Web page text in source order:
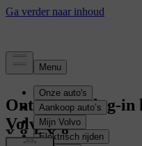
Ontdek de plug-in
Volvo